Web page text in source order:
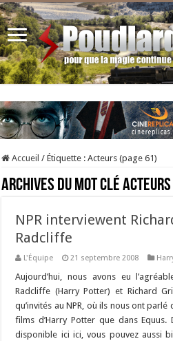
Accueil / Étiquette :Acteurs (page 61)
Archives du mot cléActeurs
NPR interviewent
Radcliffe
L'Équipe 21 septembre 2008
Aujourd’hui, nous avons eu
Radcliffe (Harry Potter) et Richard
qu’invités au NPR, où ils nous ont
films d’Harry Potter que dans Equus.
disponible ici ici, vous pouvez aussi